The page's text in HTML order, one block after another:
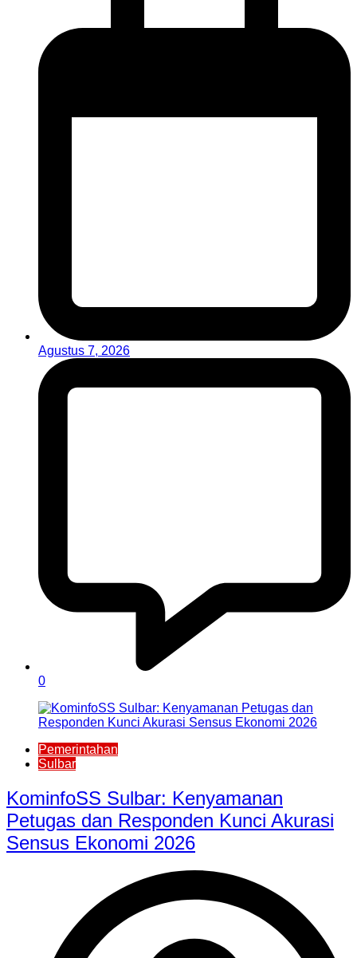
Agustus 7, 2026
0
Pemerintahan
Sulbar
KominfoSS Sulbar: Kenyamanan
Petugas dan Responden Kunci Akurasi
Sensus Ekonomi 2026